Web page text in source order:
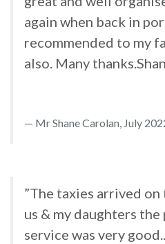
again when back in
recommended to my
also. Many
Mr Shane Carolan, July
”The taxies arrived
us & my daughters the
service was very